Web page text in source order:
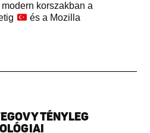
modern korszakban a
és a Mozilla
TÉNYLEG